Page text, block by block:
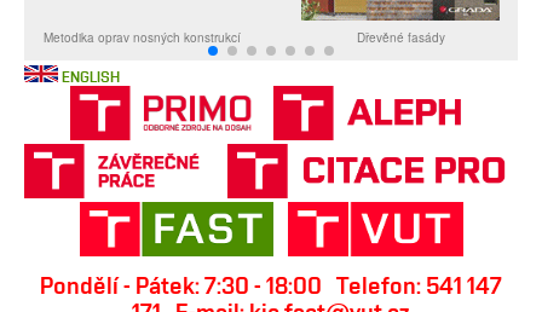
ENGLISH
Pondělí - Pátek: 7:30 - 18:00 Telefon: 541 147